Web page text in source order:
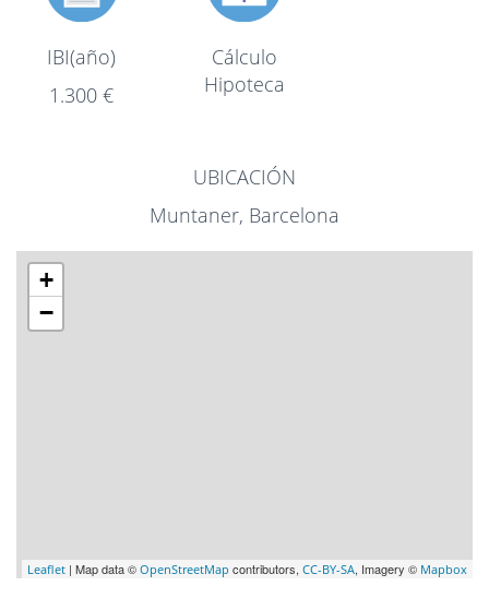
IBI(año)
1.300 €
Cálculo
Hipoteca
UBICACIÓN
Muntaner, Barcelona
+
−
Leaflet | Map data © OpenStreetMap contributors, CC-BY-SA, Imagery © Mapbox